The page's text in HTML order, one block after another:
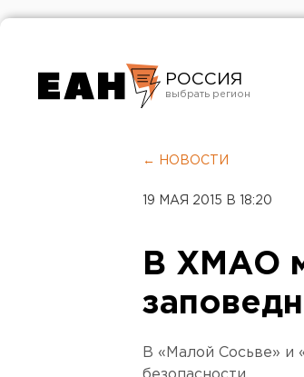
РОССИЯ
Челябинск
← НОВОСТИ
19 МАЯ 2015 В 18:20
В ХМАО
В «Малой Сосьве» и